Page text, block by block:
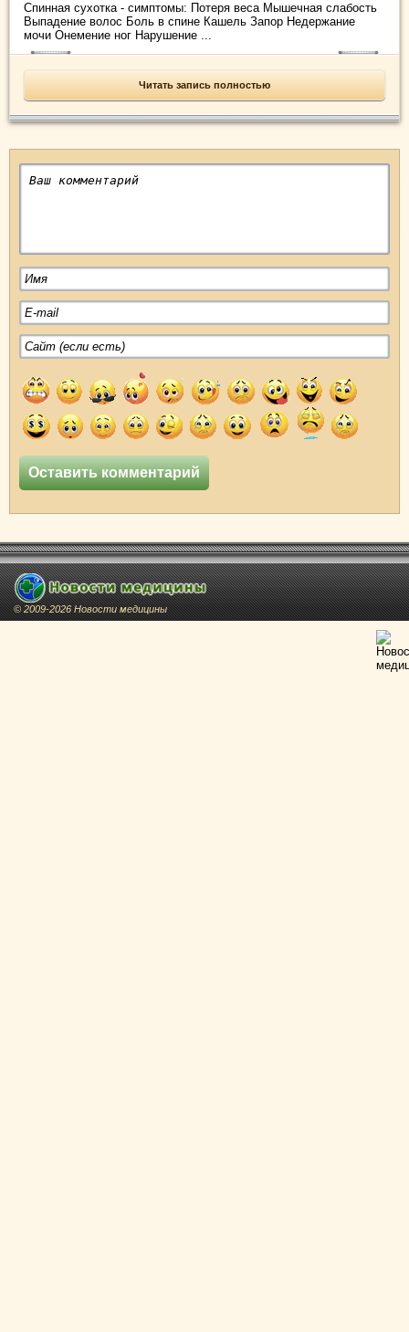
Спинная сухотка - симптомы: Потеря веса Мышечная слабость
Выпадение волос Боль в спине Кашель Запор Недержание
мочи Онемение ног Нарушение ...
Читать запись полностью
© 2009-2026 Новости медицины